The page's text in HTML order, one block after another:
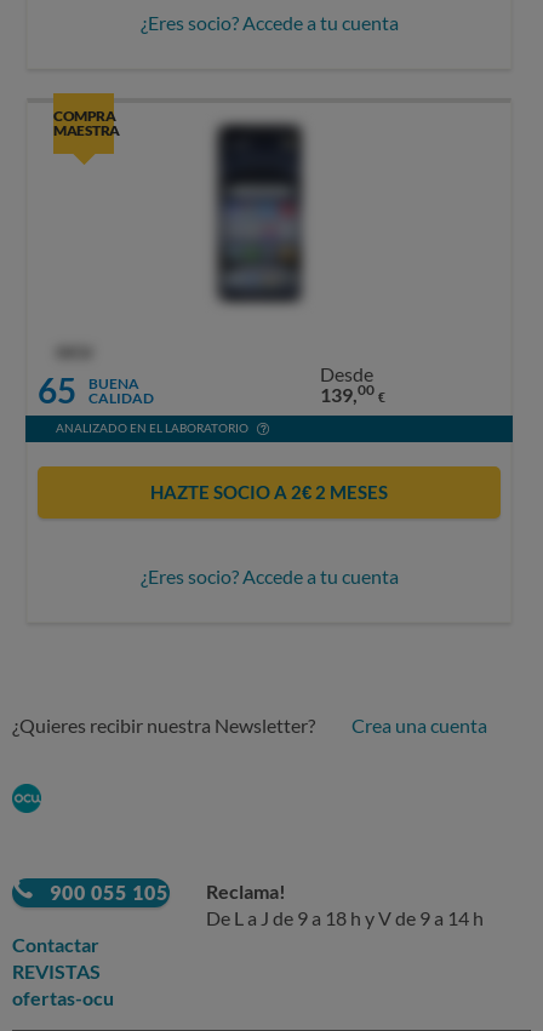
¿Eres socio? Accede a tu cuenta
COMPRA
MAESTRA
65
BUENA
CALIDAD
Desde
139,00 €
ANALIZADO EN EL LABORATORIO
HAZTE SOCIO A 2€ 2 MESES
¿Eres socio? Accede a tu cuenta
¿Quieres recibir nuestra Newsletter? Crea una cuenta
900 055 105
Reclama!
De L a J de 9 a 18 h y V de 9 a 14 h
Contactar
REVISTAS
ofertas-ocu